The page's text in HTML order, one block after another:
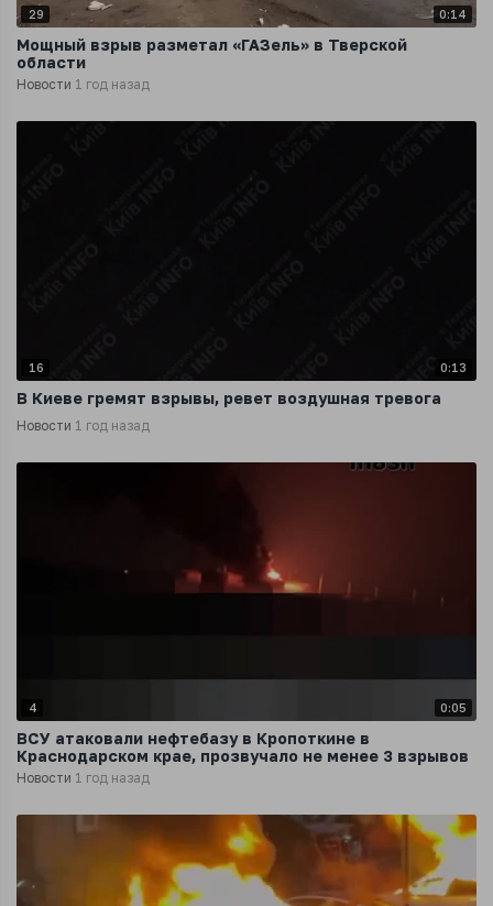
29 0:14
Мощный взрыв разметал «ГАЗель» в Тверской
области
Новости 1 год назад
16 0:13
В Киеве гремят взрывы, ревет воздушная тревога
Новости 1 год назад
4 0:05
ВСУ атаковали нефтебазу в Кропоткине в
Краснодарском крае, прозвучало не менее 3 взрывов
Новости 1 год назад